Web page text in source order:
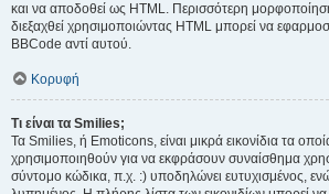
και να αποδοθεί ως HTML. Περισσότερη
διεξαχθεί χρησιμοποιώντας HTML μπορεί να
BBCode αντί αυτού.
Κορυφή
Τι είναι τα Smilies;
Τα Smilies, ή Emoticons, είναι μικρά εικονίδια τα
χρησιμοποιηθούν για να εκφράσουν συναίσθημα
σύντομο κώδικα, π.χ. :) υποδηλώνει ευτυχισμένος,